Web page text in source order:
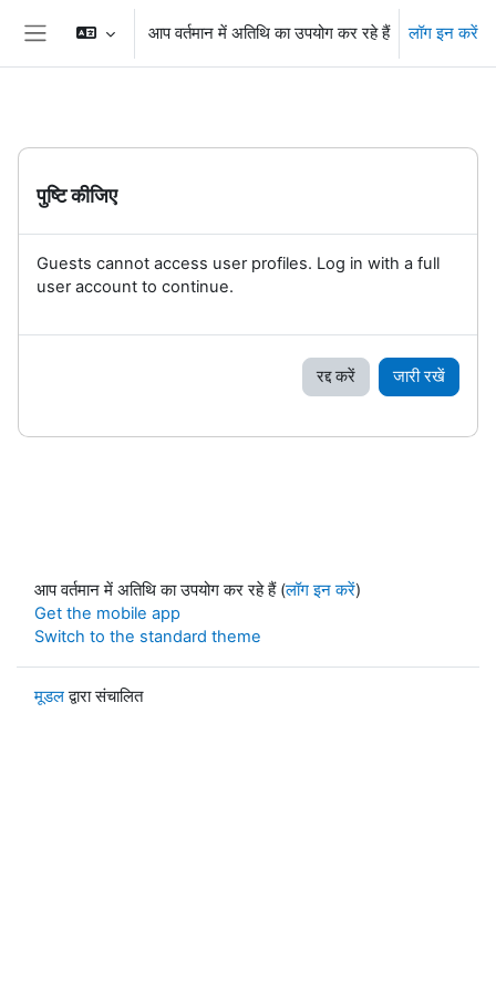
छोड़ कर मुख्य सामग्री पर जाएं
आप वर्तमान में अतिथि का उपयोग कर रहे हैं लॉग इन करें
पुष्टि कीजिए
Guests cannot access user profiles. Log in with a full
user account to continue.
रद्द करें जारी रखें
आप वर्तमान में अतिथि का उपयोग कर रहे हैं (लॉग इन करें)
Get the mobile app
Switch to the standard theme
मूडलद्वारा संचालित